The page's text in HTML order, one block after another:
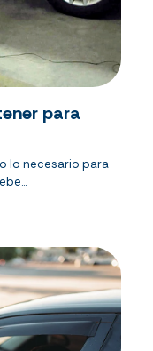
para
lo necesario para